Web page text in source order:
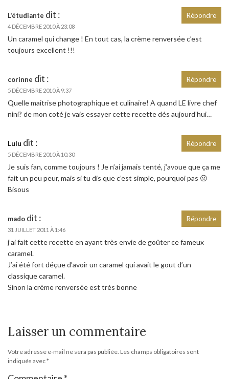
L'étudiante dit :
4 DÉCEMBRE 2010 À 23:08
Un caramel qui change ! En tout cas, la crème renversée c’est
toujours excellent !!!
Répondre
corinne dit :
5 DÉCEMBRE 2010 À 9:37
Quelle maitrise photographique et culinaire! A quand LE livre chef
nini? de mon coté je vais essayer cette recette dés aujourd’hui…
Répondre
Lulu dit :
5 DÉCEMBRE 2010 À 10:30
Je suis fan, comme toujours ! Je n’ai jamais tenté, j’avoue que ça me
fait un peu peur, mais si tu dis que c’est simple, pourquoi pas 😛
Bisous
Répondre
mado dit :
31 JUILLET 2011 À 1:46
j’ai fait cette recette en ayant très envie de goûter ce fameux
caramel.
J’ai été fort déçue d’avoir un caramel qui avait le gout d’un
classique caramel.
Sinon la crème renversée est très bonne
Répondre
Laisser un commentaire
Votre adresse e-mail ne sera pas publiée. Les champs obligatoires sont
indiqués avec*